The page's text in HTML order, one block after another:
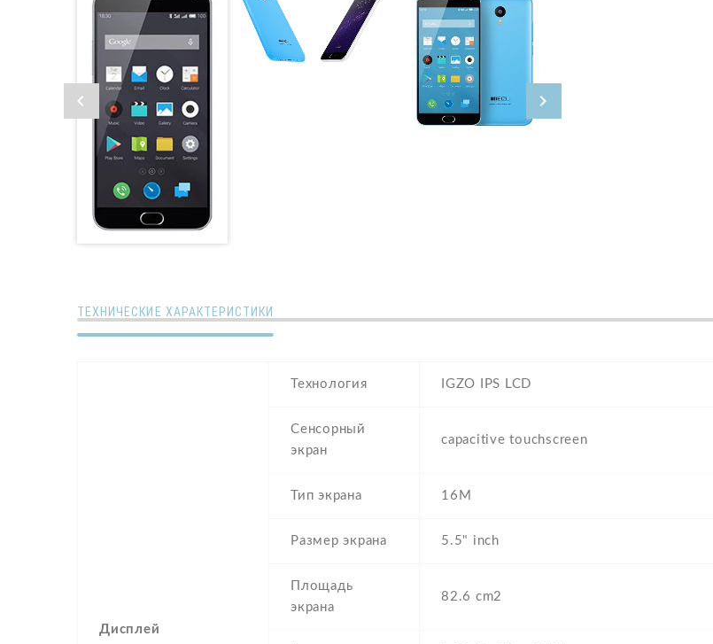
ТЕХНИЧЕСКИЕ ХАРАКТЕРИСТИКИ
Дисплей
Технология IGZO IPS LCD
Сенсорный
экран
capacitive touchscreen
Тип экрана 16M
Размер экрана 5.5" inch
Площадь
экрана
82.6 cm2